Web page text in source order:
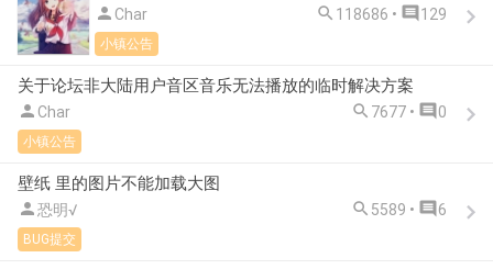
 Char  118686 •  129
小镇公告
关于论坛非大陆用户音区音乐无法播放的临时解决方案
 Char  7677 •  0
小镇公告
壁纸 里的图片不能加载大图
恐明√  5589 •  6
BUG提交